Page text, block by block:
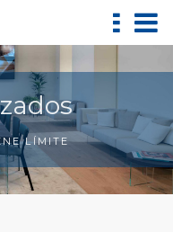
LÍMITE